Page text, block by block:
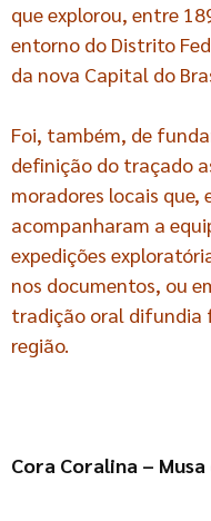
que explorou, entre
entorno do Distrito
da nova Capital do
Foi, também, de
definição do traçado
moradores locais que,
acompanharam a
expedições
nos documentos, ou
tradição oral difundia
região.
Cora Coralina –